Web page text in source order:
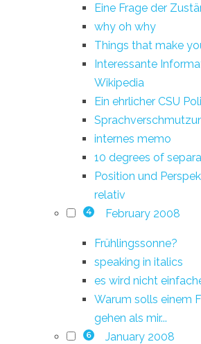
Eine Frage der
why oh why
Things that make
Interessante
Wikipedia
Ein ehrlicher CSU
internes memo
10 degrees of
Position und
relativ
4 February 2008
Frühlingssonne?
speaking in italics
es wird nicht
Warum solls einem
gehen als mir...
6 January 2008